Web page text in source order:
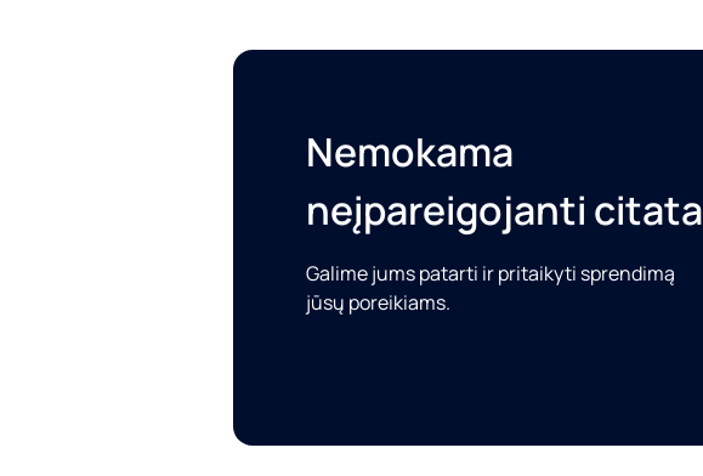
Nemokama
neįpareigojanti citata
Galime jums patarti ir pritaikyti sprendimą
jūsų poreikiams.